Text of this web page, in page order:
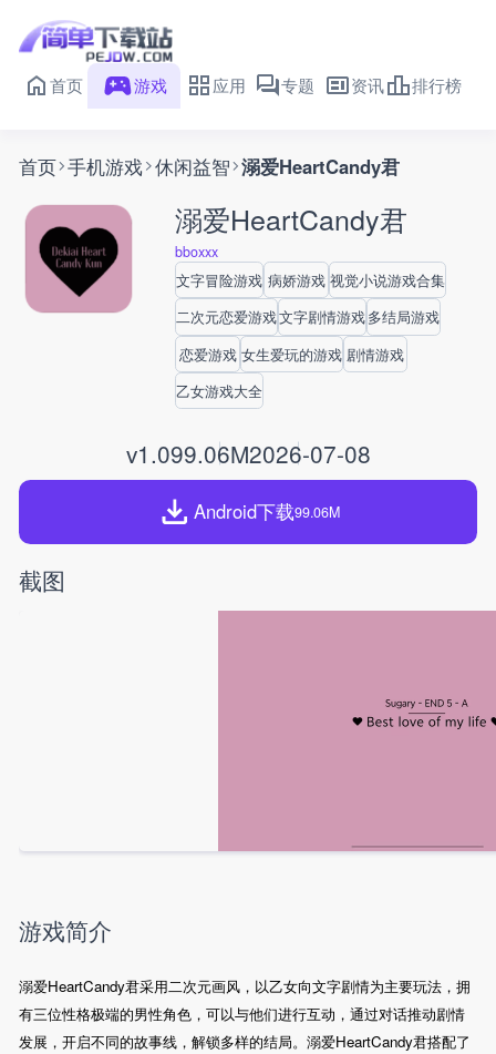
首页 游戏 应用 专题 资讯 排行榜
首页 手机游戏 休闲益智 溺爱HeartCandy君
溺爱HeartCandy君
bboxxx
文字冒险游戏 病娇游戏 视觉小说游戏合集
二次元恋爱游戏文字剧情游戏多结局游戏
恋爱游戏 女生爱玩的游戏 剧情游戏
乙女游戏大全
v1.099.06M2026-07-08
Android下载99.06M
截图
游戏简介
溺爱HeartCandy君采用二次元画风，以乙女向文字剧情为主要玩法，拥
有三位性格极端的男性角色，可以与他们进行互动，通过对话推动剧情
发展，开启不同的故事线，解锁多样的结局。溺爱HeartCandy君搭配了